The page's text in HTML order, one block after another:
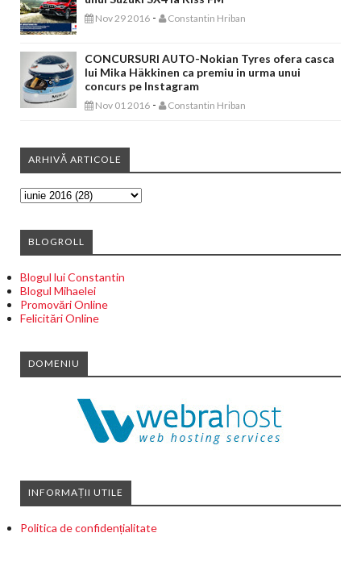
Nov 29 2016 - Constantin Hriban
CONCURSURI AUTO-Nokian Tyres ofera casca
lui Mika Häkkinen ca premiu in urma unui
concurs pe Instagram
Nov 01 2016 - Constantin Hriban
ARHIVĂ ARTICOLE
BLOGROLL
Blogul lui Constantin
Blogul Mihaelei
Promovări Online
Felicitări Online
DOMENIU
INFORMAȚII UTILE
Politica de confidențialitate